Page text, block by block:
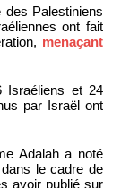
Palestiniens
ont fait
menaçant
Israéliens et 24
par Israël ont
Adalah a noté
le cadre de
avoir publié sur